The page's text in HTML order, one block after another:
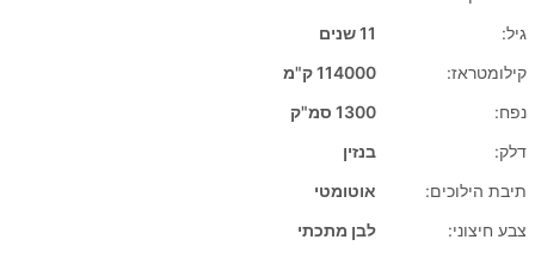
גיל:
11 שנים
קילומטראז:
114000 ק"מ
נפח:
1300 סמ"ק
דלק:
בנזין
תיבת הילוכים:
אוטומטי
צבע חיצוני:
לבן מתכתי